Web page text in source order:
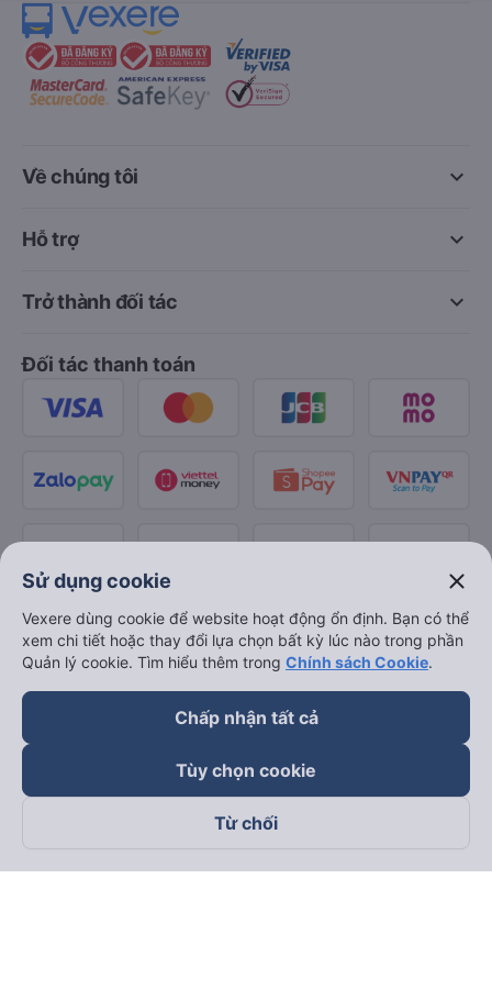
keyboard_arrow_down
Về chúng tôi
keyboard_arrow_down
Hỗ trợ
keyboard_arrow_down
Trở thành đối tác
Đối tác thanh toán
Theo dõi chúng tôi trên
Sử dụng cookie close
Vexere dùng cookie để website hoạt động ổn định. Bạn có thể
xem chi tiết hoặc thay đổi lựa chọn bất kỳ lúc nào trong phần
Quản lý cookie. Tìm hiểu thêm trong Chính sách Cookie.
Chấp nhận tất cả
Tùy chọn cookie
Từ chối